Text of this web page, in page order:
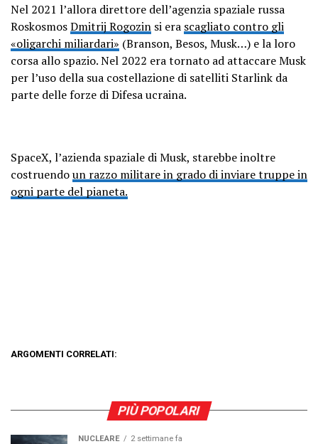
Nel 2021 l’allora direttore dell’agenzia spaziale russa
RoskosmosDmitrij Rogozin si era scagliato contro gli
«oligarchi miliardari» (Branson, Besos, Musk…) e la loro
corsa allo spazio. Nel 2022 era tornato ad attaccare Musk
per l’uso della sua costellazione di satelliti Starlink da
parte delle forze di Difesa ucraina.
SpaceX, l’azienda spaziale di Musk, starebbe inoltre
costruendoun razzo militare in grado di inviare truppe in
ogni parte del pianeta.
ARGOMENTI CORRELATI:
PIÙ POPOLARI
NUCLEARE 2 settimane fa